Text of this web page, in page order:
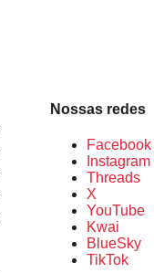
Nossas redes
Facebook
Instagram
Threads
X
YouTube
Kwai
BlueSky
TikTok